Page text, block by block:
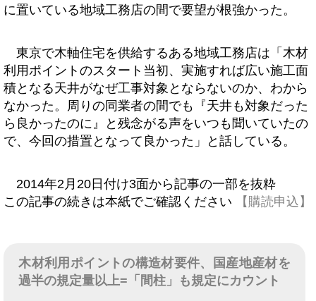
に置いている地域工務店の間で要望が根強かった。
東京で木軸住宅を供給するある地域工務店は「木材
利用ポイントのスタート当初、実施すれば広い施工面
積となる天井がなぜ工事対象とならないのか、わから
なかった。周りの同業者の間でも『天井も対象だった
ら良かったのに』と残念がる声をいつも聞いていたの
で、今回の措置となって良かった」と話している。
2014年2月20日付け3面から記事の一部を抜粋
この記事の続きは本紙でご確認ください
【購読申込】
木材利用ポイントの構造材要件、国産地産材を
過半の規定量以上=「間柱」も規定にカウント